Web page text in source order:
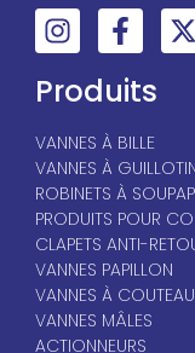
Produits
VANNES À BILLE
VANNES À
ROBINETS À
PRODUITS POUR
CLAPETS ANTI-
VANNES PAPILLON
VANNES À COUTEAU
VANNES MÂLES
ACTIONNEURS